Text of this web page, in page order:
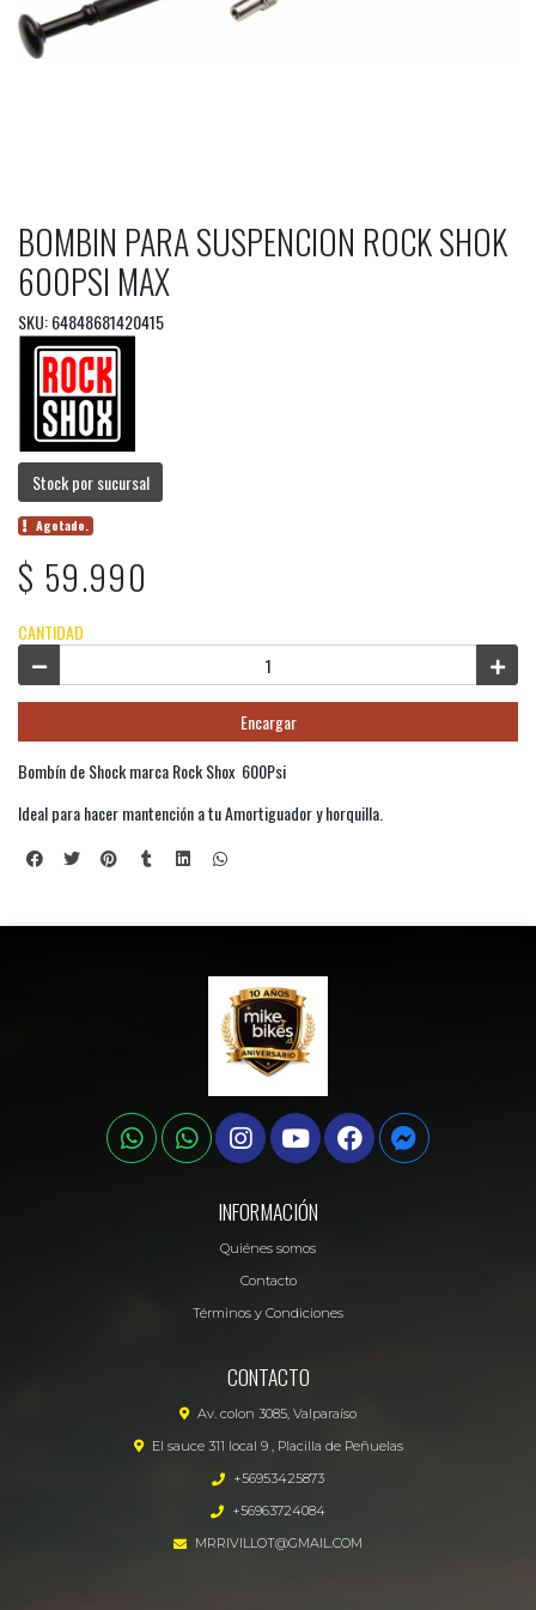
BOMBIN PARA SUSPENCION ROCK SHOK
600PSI MAX
SKU: 64848681420415
Stock por sucursal
Agotado.
$ 59.990
CANTIDAD
Encargar
Bombín de Shock marca Rock Shox 600Psi
Ideal para hacer mantención a tu Amortiguador y horquilla.
INFORMACIÓN
Quiénes somos
Contacto
Términos y Condiciones
CONTACTO
Av. colon 3085, Valparaíso
El sauce 311 local 9 , Placilla de Peñuelas
+56953425873
+56963724084
MRRIVILLOT@GMAIL.COM